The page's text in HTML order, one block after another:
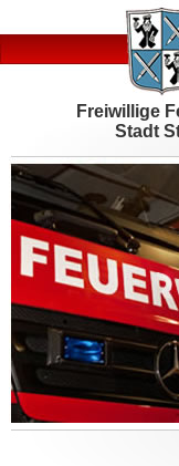
Freiwillige
Stadt